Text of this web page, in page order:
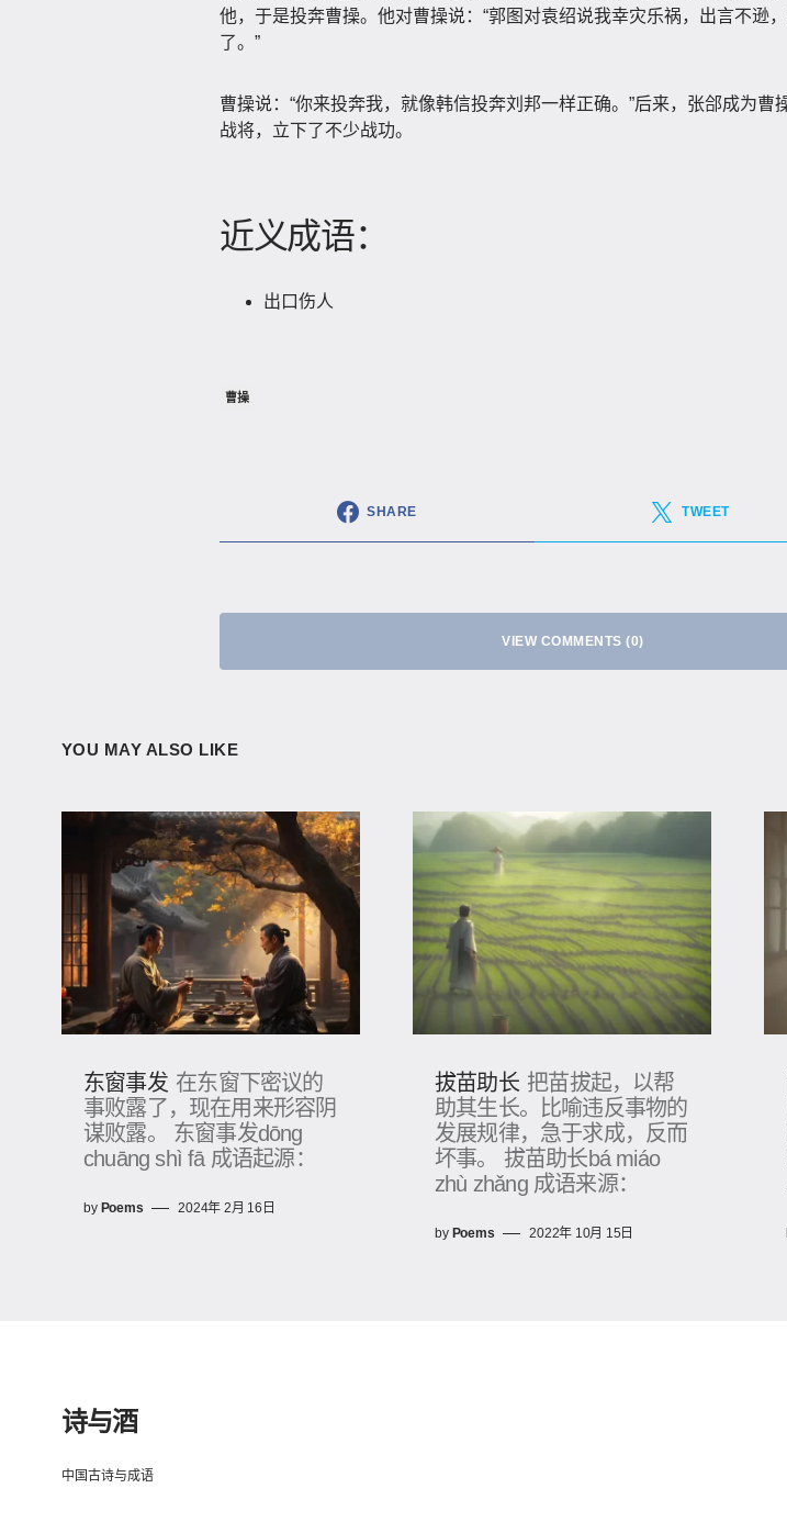
他，于是投奔曹操。他对曹操说：“郭图对袁绍说我幸灾乐祸，出言不逊
了。”
曹操说：“你来投奔我，就像韩信投奔刘邦一样正确。”后来，张郃成为曹
战将，立下了不少战功。
近义成语：
出口伤人
曹操
SHARE TWEET
VIEW COMMENTS (0)
YOU MAY ALSO LIKE
东窗事发 在东窗下密议的
事败露了，现在用来形容阴
谋败露。 东窗事发dōng
chuāng shì fā 成语起源：
by Poems 2024年 2月 16日
拔苗助长 把苗拔起，以帮
助其生长。比喻违反事物的
发展规律，急于求成，反而
坏事。 拔苗助长bá miáo
zhù zhǎng 成语来源：
by Poems 2022年 10月 15日
诗与酒
中国古诗与成语